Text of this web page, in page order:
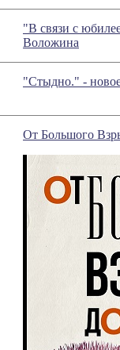
"В связи с
Воложина
"Стыдно." -
От Большого